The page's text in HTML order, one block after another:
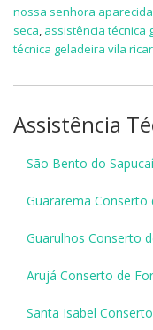
nossa senhora aparecida
seca, assistência técnica
técnica geladeira vila
Assistência
São Bento do
Guararema Conserto
Guarulhos Conserto
Arujá Conserto de
Santa Isabel